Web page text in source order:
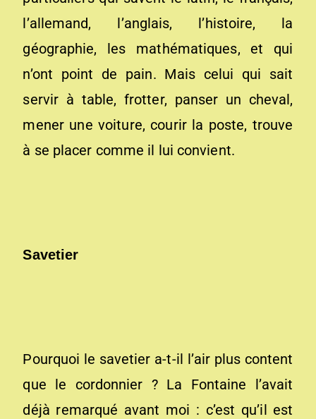
l’allemand, l’anglais, l’histoire, la
géographie, les mathématiques, et qui
n’ont point de pain. Mais celui qui sait
servir à table, frotter, panser un cheval,
mener une voiture, courir la poste, trouve
à se placer comme il lui convient.
Savetier
Pourquoi le savetier a-t-il l’air plus content
que le cordonnier ? La Fontaine l’avait
déjà remarqué avant moi : c’est qu’il est